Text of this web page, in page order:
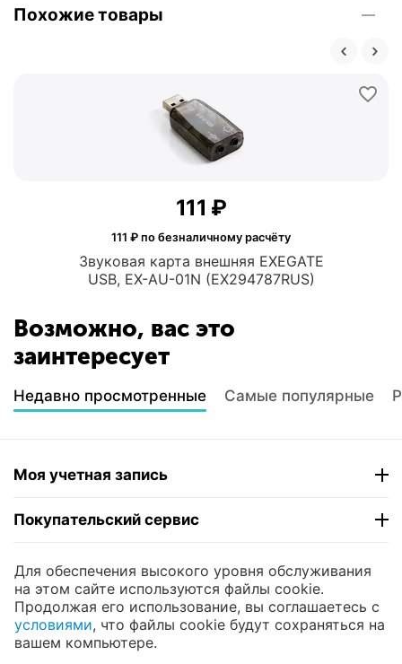
Похожие товары
Звуковая карта внешняя EXEGATE
USB, EX-AU-01N (EX294787RUS)
‍111‍ ₽
111 ₽ по безналичному расчёту
Возможно, вас это
заинтересует
Недавно просмотренные Самые популярные
Моя учетная запись
Покупательский сервис
Контакты
© 2004 - 2026 ЮНИКОМП. На базе CS-Cartи
премиум темы —© AB: UniTheme2
Для обеспечения высокого уровня обслуживания
на этом сайте используются файлы cookie.
Продолжая его использование, вы соглашаетесь с
условиями, что файлы cookie будут сохраняться на
вашем компьютере.